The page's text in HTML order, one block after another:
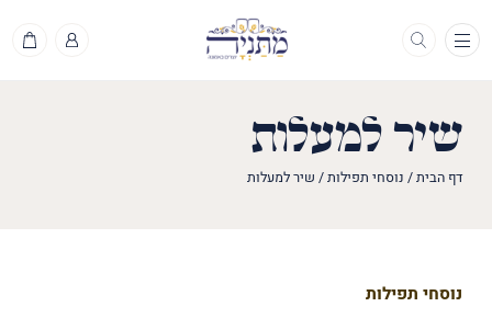
תפריט
שיר למעלות
דף הבית/ נוסחי תפילות/ שיר למעלות
נוסחי תפילות